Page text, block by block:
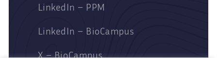
LinkedIn – PPM
LinkedIn – BioCampus
X – BioCampus